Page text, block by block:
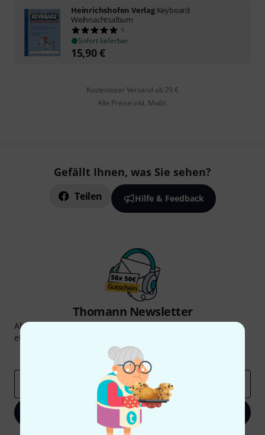
Heinrichshofen Verlag Keyboard
Weihnachtsalbum
1
Sofort lieferbar
15,90€
Kostenloser Versand ab 29 €
Alle Preise inkl. MwSt.
Gefällt Ihnen, was Sie sehen?
Teilen Hilfe & Feedback
Thomann Newsletter
Abonniere den Thomann Newsletter und gewinne mit
etwas Glück einen von
Inspirierende Beiträge
Deals
Jetzt anmelden